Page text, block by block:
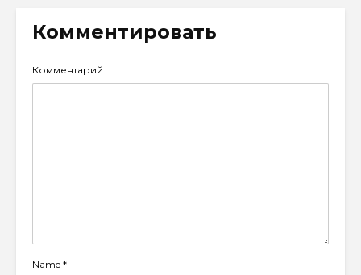
Комментировать
Комментарий
Name *